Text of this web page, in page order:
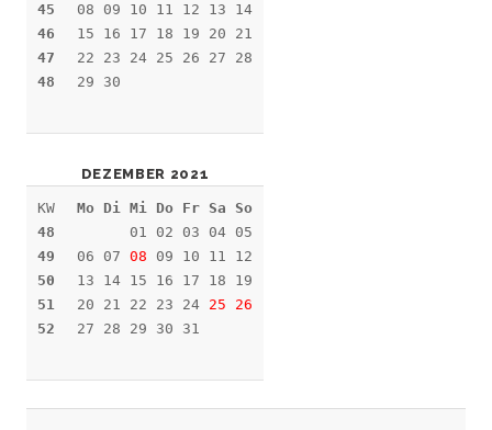
45
46
47
48
08 09 10 11 12 13 14
15 16 17 18 19 20 21
22 23 24 25 26 27 28
29 30
DEZEMBER 2021
KW
48
49
50
51
52
Mo Di Mi Do Fr Sa So
01 02 03 04 05
06 07 08 09 10 11 12
13 14 15 16 17 18 19
20 21 22 23 24 25
26
27 28 29 30 31